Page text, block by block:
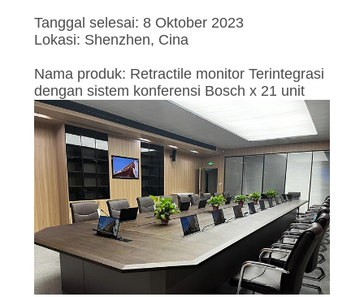
PENAWARAN
SITEMAP
KEBIJAKAN
PRIVASI
Tanggal selesai: 8 Oktober 2023
Lokasi: Shenzhen, Cina
Nama produk: Retractile monitor Terintegrasi
dengan sistem konferensi Bosch x 21 unit